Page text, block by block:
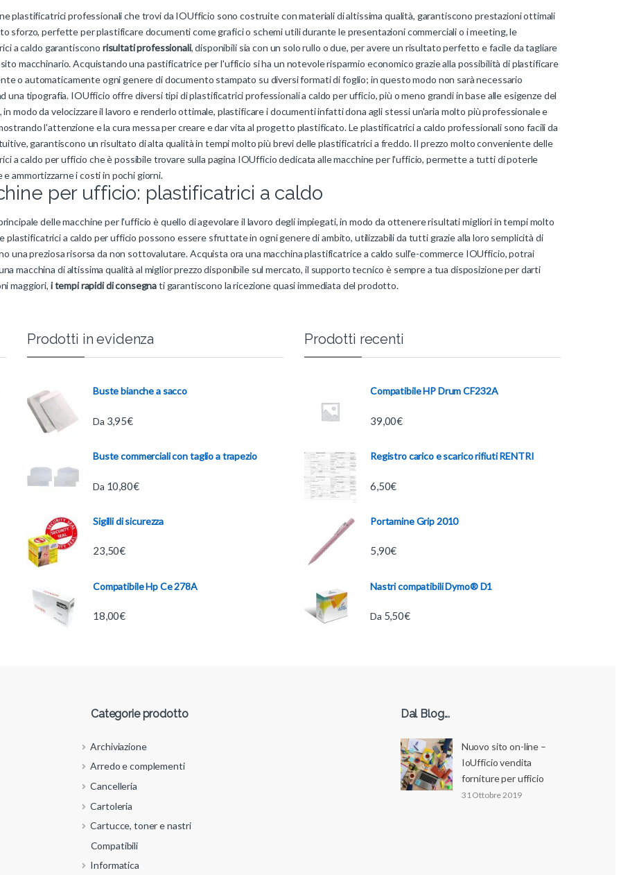
plastificatrici professionali che trovi da IOUfficio sono costruite con materiali di altissima qualità, garantiscono prestazioni ottimali
sforzo, perfette per plastificare documenti come grafici o schemi utili durante le presentazioni commerciali o i meeting, le
a caldo garantiscono risultati professionali, disponibili sia con un solo rullo o due, per avere un risultato perfetto e facile da tagliare
macchinario. Acquistando una pastificatrice per l'ufficio si ha un notevole risparmio economico grazie alla possibilità di plastificare
o automaticamente ogni genere di documento stampato su diversi formati di foglio; in questo modo non sarà necessario
una tipografia. IOUfficio offre diversi tipi di plastificatrici professionali a caldo per ufficio, più o meno grandi in base alle esigenze del
in modo da velocizzare il lavoro e renderlo ottimale, plastificare i documenti infatti dona agli stessi un'aria molto più professionale e
l'attenzione e la cura messa per creare e dar vita al progetto plastificato. Le plastificatrici a caldo professionali sono facili da
garantiscono un risultato di alta qualità in tempi molto più brevi delle plastificatrici a freddo. Il prezzo molto conveniente delle
a caldo per ufficio che è possibile trovare sulla pagina IOUfficio dedicata alle macchine per l'ufficio, permette a tutti di poterle
e ammortizzarne i costi in pochi giorni.
per ufficio: plastificatrici a caldo
delle macchine per l'ufficio è quello di agevolare il lavoro degli impiegati, in modo da ottenere risultati migliori in tempi molto
plastificatrici a caldo per ufficio possono essere sfruttate in ogni genere di ambito, utilizzabili da tutti grazie alla loro semplicità di
una preziosa risorsa da non sottovalutare. Acquista ora una macchina plastificatrice a caldo sull'e-commerce IOUfficio, potrai
macchina di altissima qualità al miglior prezzo disponibile sul mercato, il supporto tecnico è sempre a tua disposizione per darti
maggiori, i tempi rapidi di consegnati garantiscono la ricezione quasi immediata del prodotto.
Prodotti in evidenza
Buste bianche a sacco
Da 3,95€
Buste commerciali con taglio a trapezio
Da 10,80€
Sigilli di sicurezza
23,50€
Compatibile Hp Ce 278A
18,00€
Prodotti recenti
Compatibile HP Drum CF232A
39,00€
Registro carico e scarico rifiuti RENTRI
6,50€
Portamine Grip 2010
5,90€
Nastri compatibili Dymo® D1
Da 5,50€
Categorie prodotto
Archiviazione
Arredo e complementi
Cancelleria
Cartoleria
Cartucce, toner e nastri
Compatibili
Informatica
Dal Blog...
Nuovo sito on-line –
IoUfficio vendita
forniture per ufficio
31 Ottobre 2019